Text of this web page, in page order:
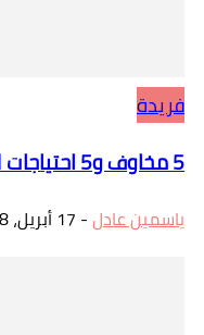
فريدة
5 مخاوف و5 احتياجات للسنجل ماذر
ياسمين عادل- 17 أبريل، 2018